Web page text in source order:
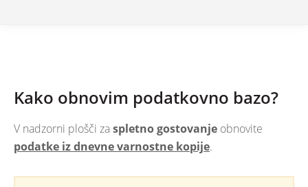
Kako obnovim podatkovno bazo?
V nadzorni plošči zaspletno gostovanje obnovite
podatke iz dnevne varnostne kopije.